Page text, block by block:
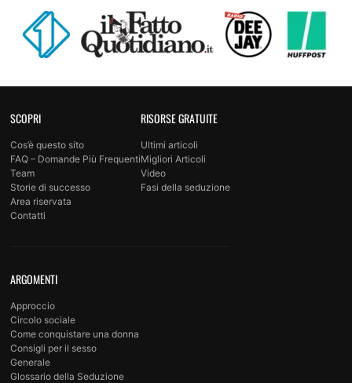
SCOPRI
Cos’è questo sito
FAQ – Domande Più Frequenti
Team
Storie di successo
Area riservata
Contatti
RISORSE GRATUITE
Ultimi articoli
Migliori Articoli
Video
Fasi della seduzione
ARGOMENTI
Approccio
Circolo sociale
Come conquistare una donna
Consigli per il sesso
Generale
Glossario della Seduzione